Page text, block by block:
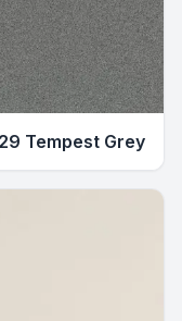
Tempest Grey